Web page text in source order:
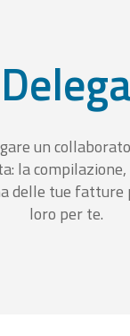
Delega
un
la
delle tue fatture
loro per te.